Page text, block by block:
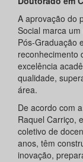
A aprovação do
Social marca
Pós-Graduação
reconhecimento
excelência
qualidade,
área.
De acordo com
Raquel Carriço,
coletivo de
anos, têm
inovação,